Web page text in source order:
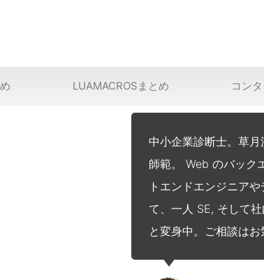
LUAMACROSまとめ コン
中小企業診断士。草
師範。 Web のバック
トエンドエンジニア
て、一人 SE, そして
と変身中。ご相談はお